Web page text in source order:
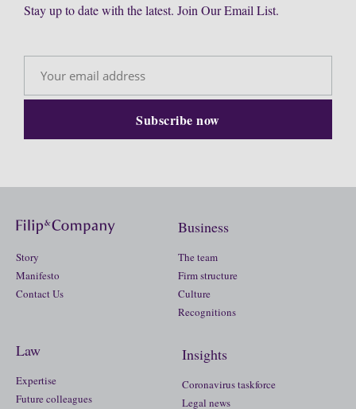
Stay up to date with the latest. Join Our Email List.
Story
Manifesto
Contact Us
Business
The team
Firm structure
Culture
Recognitions
Law
Expertise
Future colleagues
Insights
Coronavirus taskforce
Legal news